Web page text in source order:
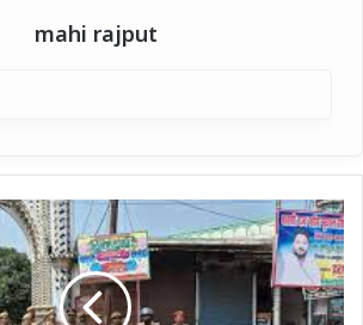
mahi rajput